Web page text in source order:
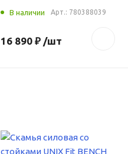
В наличии Арт.: 780388039
16 890 ₽ /шт